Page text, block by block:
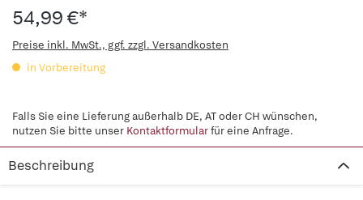
54,99 €*
Preise inkl. MwSt., ggf. zzgl. Versandkosten
in Vorbereitung
Falls Sie eine Lieferung außerhalb DE, AT oder CH wünschen,
nutzen Sie bitte unser Kontaktformularfür eine Anfrage.
Beschreibung